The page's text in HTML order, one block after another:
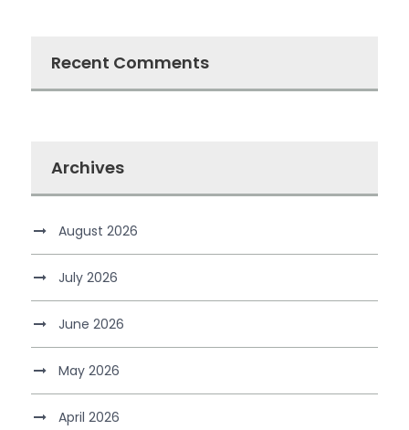
Recent Comments
Archives
August 2026
July 2026
June 2026
May 2026
April 2026